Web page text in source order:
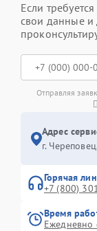
Если
свои данные и
Отправляя
Адрес
г.
Горячая
+7 (800)
Время
Ежедневно